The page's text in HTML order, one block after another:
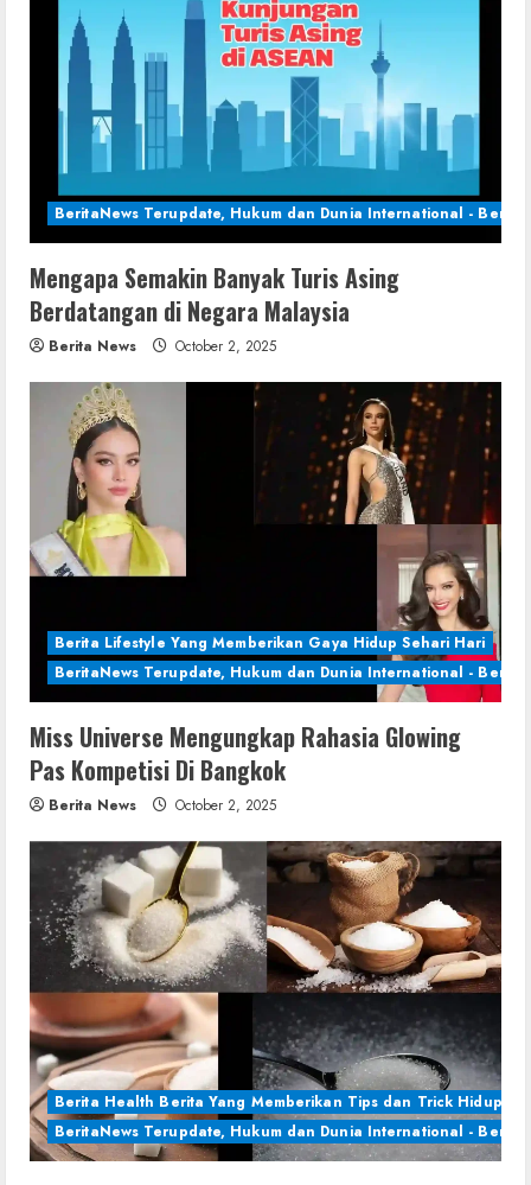
BeritaNews Terupdate, Hukum dan Dunia International - Berita
Mengapa Semakin Banyak Turis Asing
Berdatangan di Negara Malaysia
Berita News October 2, 2025
Berita Lifestyle Yang Memberikan Gaya Hidup Sehari Hari
BeritaNews Terupdate, Hukum dan Dunia International - Berita
Miss Universe Mengungkap Rahasia Glowing
Pas Kompetisi Di Bangkok
Berita News October 2, 2025
Berita Health Berita Yang Memberikan Tips dan Trick Hidup
BeritaNews Terupdate, Hukum dan Dunia International - Berita